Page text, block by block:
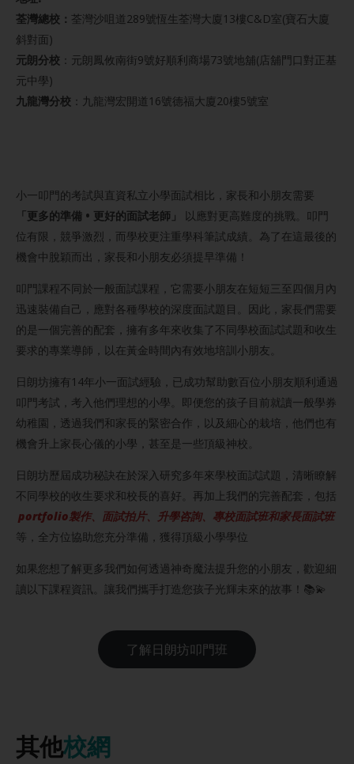
荃灣總校： 荃灣沙咀道289號恆生荃灣大廈13樓C&D室(寶石大廈
斜對面)
元朗分校 ：元朗鳳攸南街9號好順利商場73號地舖(店舖門口對正基
元中學)
九龍灣分校 ：九龍灣宏開道16號德福大廈20樓5號室
小一叩門的考試與直資私立小學面試相比，家長和小朋友需要
「更多的準備 • 更好的面試老師」 以應對更高難度的挑戰。叩門
位有限，競爭激烈，而學校更注重學科筆試成績。為了在這最後的
機會中脫穎而出，家長和小朋友必須提早準備！
叩門課程不同於一般面試課程，它需要小朋友在短短三至四個月內
迅速裝備自己，應對各種學校的深度面試題目。因此，家長們需要
的是一個完善的配套，擁有多年來收集了不同學校面試試題和收生
要求的專業導師，以在黃金時間內有效地培訓小朋友。
日朗坊擁有14年小一面試經驗，已成功幫助數百位小朋友順利通過
叩門考試，考入他們理想的小學。即便您的孩子目前就讀一般學券
幼稚園，透過我們和家長的緊密合作，以及細心的栽培，他們也有
機會升上家長心儀的小學，甚至是一些頂級神校。
日朗坊歷屆成功秘訣在於深入研究多年來學校面試試題，清晰瞭解
不同學校的收生要求和校長的喜好。再加上我們的完善配套，包括
portfolio製作、面試拍片、升學咨詢、專校面試班和家長面試班
等，全方位協助您充分準備，獲得頂級小學學位
如果您想了解更多我們如何透過神奇魔法提升您的小朋友，歡迎細
讀以下課程資訊。讓我們攜手打造您孩子光輝未來的故事！📚💫
了解日朗坊叩門班
其他校網